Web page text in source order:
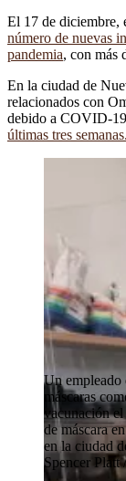
El 17 de diciembre,
número de nuevas
pandemia, con más
En la ciudad de
relacionados con
debido a COVID-
últimas tres semanas.
Un
máscaras
vacunación
de máscara
en la ciudad
Spencer Platt